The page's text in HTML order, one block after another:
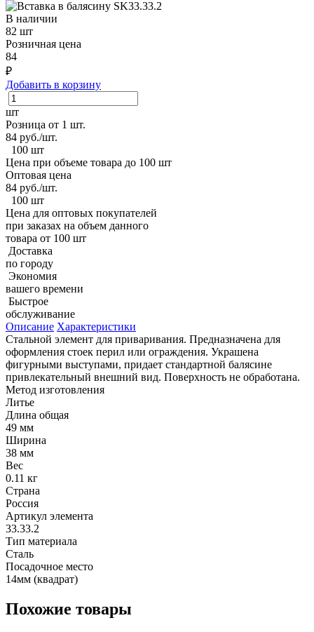
В наличии
82 шт
Розничная цена
84
₽
Добавить в корзину
шт
Розница от 1 шт.
84 руб./шт.
100 шт
Цена при объеме товара до 100 шт
Оптовая цена
84 руб./шт.
100 шт
Цена для оптовых покупателей
при заказах на объем данного
товара от 100 шт
Доставка
по городу
Экономия
вашего времени
Быстрое
обслуживание
Описание Характеристики
Стальной элемент для приваривания. Предназначена для
оформления стоек перил или ограждения. Украшена
фигурными выступами, придает стандартной балясине
привлекательный внешний вид. Поверхность не обработана.
Метод изготовления
Литье
Длина общая
49 мм
Ширина
38 мм
Вес
0.11 кг
Страна
Россия
Артикул элемента
33.33.2
Тип материала
Сталь
Посадочное место
14мм (квадрат)
Похожие товары